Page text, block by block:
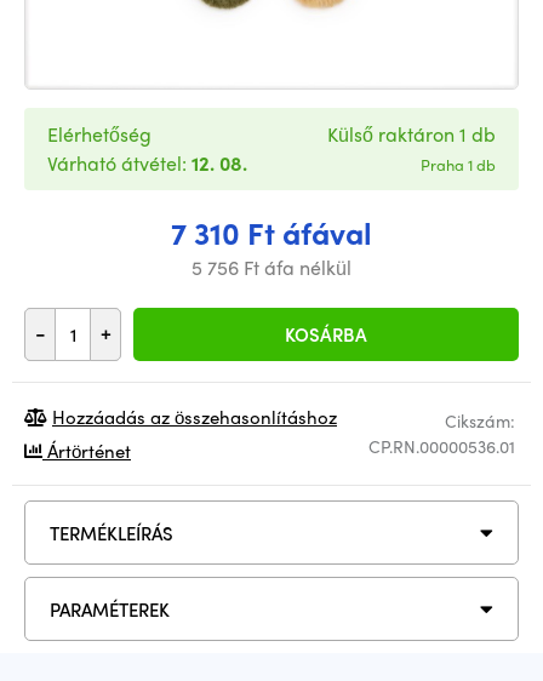
7 310 Ft áfával
5 756 Ft áfa nélkül
- + KOSÁRBA
Elérhetőség
Várható átvétel: 12. 08.
Külső raktáron 1 db
Praha 1 db
Cikszám:
CP.RN.00000536.01
Hozzáadás az összehasonlításhoz
Ártörténet
TERMÉKLEÍRÁS
PARAMÉTEREK